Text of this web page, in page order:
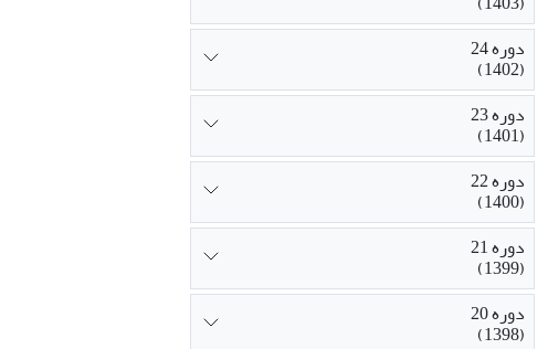
دوره 24
(1402)
دوره 23
(1401)
دوره 22
(1400)
دوره 21
(1399)
دوره 20
(1398)